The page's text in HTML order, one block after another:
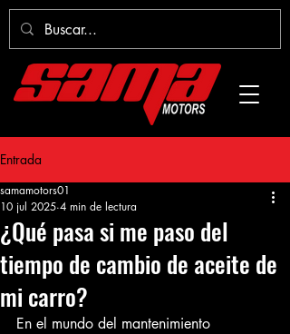
Entrada
¿Qué pasa si me paso del
tiempo de cambio de aceite de
mi carro?
samamotors01
10 jul 2025 4 min de lectura
En el mundo del mantenimiento